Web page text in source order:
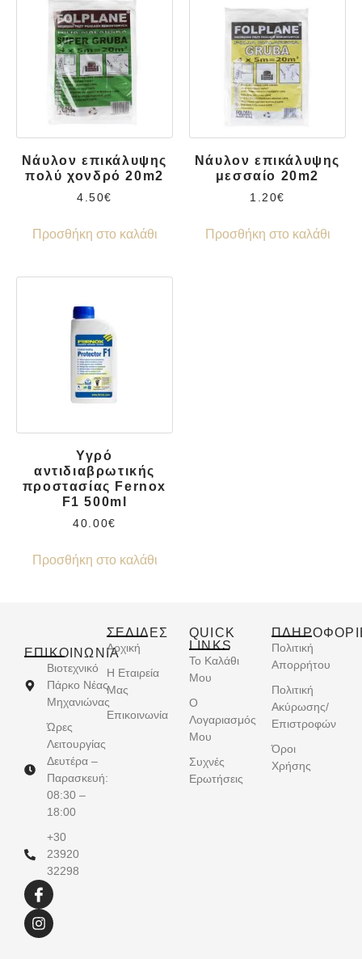
Νάυλον επικάλυψης
πολύ χονδρό 20m2
4.50€
Προσθήκη στο καλάθι
Νάυλον επικάλυψης
μεσσαίο 20m2
1.20€
Προσθήκη στο καλάθι
Υγρό
αντιδιαβρωτικής
προστασίας Fernox
F1 500ml
40.00€
Προσθήκη στο καλάθι
ΕΠΙΚΟΙΝΩΝΊΑ
Βιοτεχνικό
Πάρκο Νέας
Μηχανιώνας
Ώρες
Λειτουργίας
Δευτέρα –
Παρασκευή:
08:30 –
18:00
+30
23920
32298
ΣΕΛΙΔΕΣ
Αρχική
Η Εταιρεία
Μας
Επικοινωνία
QUICK
LINKS
Το Καλάθι
Μου
Ο
Λογαριασμός
Μου
Συχνές
Ερωτήσεις
Πολιτική
Απορρήτου
Πολιτική
Ακύρωσης/
Επιστροφών
Όροι
Χρήσης